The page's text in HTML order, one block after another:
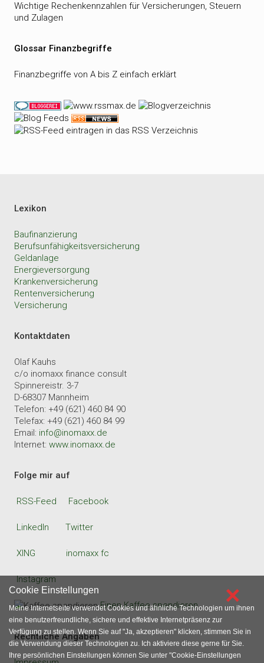
Wichtige Rechenkennzahlen für Versicherungen, Steuern
und Zulagen
Glossar Finanzbegriffe
Finanzbegriffe von A bis Z einfach erklärt
Lexikon
Baufinanzierung
Berufsunfähigkeitsversicherung
Geldanlage
Energieversorgung
Krankenversicherung
Rentenversicherung
Versicherung
Kontaktdaten
Olaf Kauhs
c/o inomaxx finance consult
Spinnereistr. 3-7
D-68307 Mannheim
Telefon: +49 (621) 460 84 90
Telefax: +49 (621) 460 84 99
Email: info@inomaxx.de
Internet: www.inomaxx.de
Folge mir auf
RSS-Feed Facebook
LinkedIn Twitter
XING inomaxx fc
Instagram
Einen Kaffee spendieren
Rechtliche Angaben
×
Cookie Einstellungen
Meine Internetseite verwendet Cookies und ähnliche Technologien um ihnen
eine benutzerfreundliche, sichere und effektive Internetpräsenz zur
Verfügung zu stellen. Wenn Sie auf "Ja, akzeptieren" klicken, stimmen Sie in
die Verwendung dieser Technologien zu. Ich aktiviere diese gerne für Sie.
Ihre persönlichen Einstellungen können Sie unter "Cookie-Einstellungen